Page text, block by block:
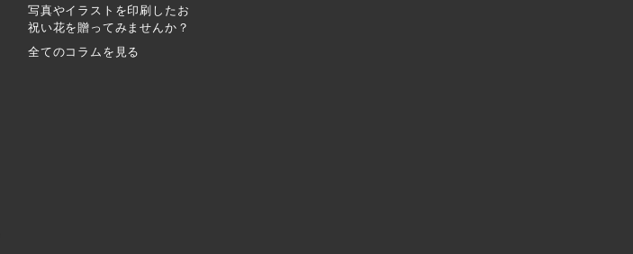
写真やイラストを印刷したお
祝い花を贈ってみませんか？
全てのコラムを見る